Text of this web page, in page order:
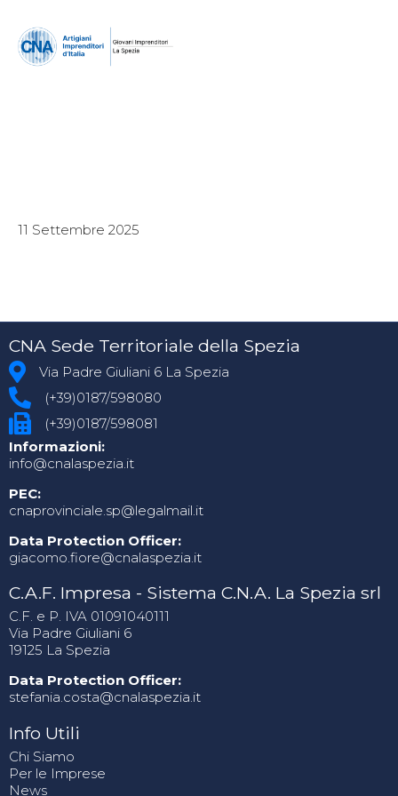
11 Settembre 2025
CNA Sede Territoriale della Spezia
Via Padre Giuliani 6 La Spezia
(+39)0187/598080
(+39)0187/598081
Informazioni:
info@cnalaspezia.it
PEC:
cnaprovinciale.sp@legalmail.it
Data Protection Officer:
giacomo.fiore@cnalaspezia.it
C.A.F. Impresa - Sistema C.N.A. La Spezia srl
C.F. e P. IVA 01091040111
Via Padre Giuliani 6
19125 La Spezia
Data Protection Officer:
stefania.costa@cnalaspezia.it
Info Utili
Chi Siamo
Per le Imprese
News